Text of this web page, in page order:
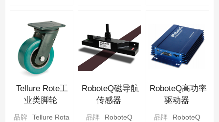
Tellure Rote工
业类脚轮
品牌 Tellure Rota
RoboteQ磁导航
传感器
品牌 RoboteQ
RoboteQ高功率
驱动器
品牌 RoboteQ